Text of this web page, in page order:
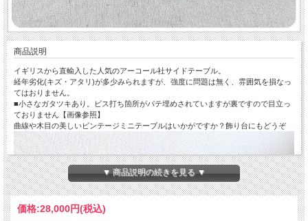
商品説明
イギリスから直輸入した人気のアーコール社サイドテーブル。
経年劣化(キズ・アタリ)が多少みられますが、強度に問題は無く、雰囲気を損なっ
てはおりません。
■小さなガタツキあり。ビス打ち箇所がパテ埋めされていますが裏ですので目立っ
ておりません【画像参照】
曲線や木目の美しいビンテージミニテーブルはいかがですか？飾り台にもどうぞ
▼ 商品説明の続きを見る ▼
価格:28,000円(税込)